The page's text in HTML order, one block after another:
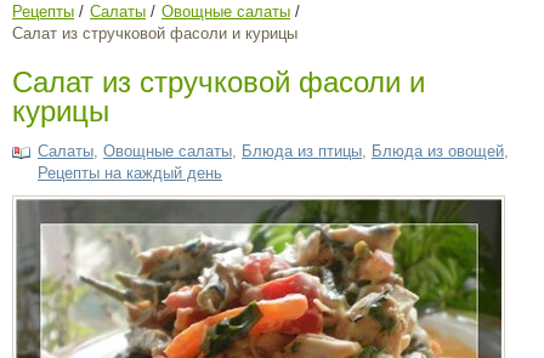
Рецепты Салаты
Овощные салаты
Салат из стручковой фасоли и курицы
Салат из стручковой фасоли и
курицы
Салаты Овощные салаты Блюда из птицы Блюда из овощей
Рецепты на каждый день